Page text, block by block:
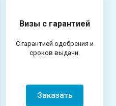
Визы с гарантией
С гарантией одобрения и
сроков выдачи.
Заказать